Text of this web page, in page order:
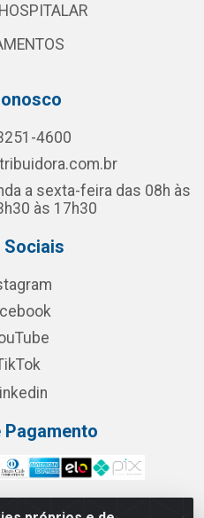
4600
a sexta-feira das 08h às
às 17h30
Sociais
Pagamento